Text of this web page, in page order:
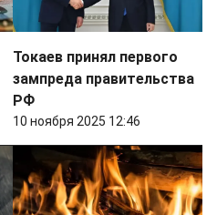
Токаев принял первого
зампреда правительства
РФ
10 ноября 2025 12:46